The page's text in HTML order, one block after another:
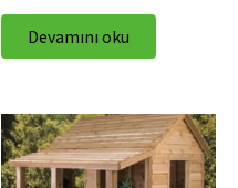
Devamını oku